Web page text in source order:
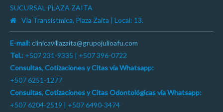
SUCURSAL PLAZA ZAITA
Vía Transístmica, Plaza Zaita | Local: 13.
E-mail: clinicavillazaita@grupojulioafu.com
Tel.: +507 231-9335 | +507 396-0722
Consultas, Cotizaciones y Citas vía Whatsapp:
+507 6251-1277
Consultas, Cotizaciones y Citas Odontológicas vía Whatsapp:
+507 6204-2519 | +507 6490-3474